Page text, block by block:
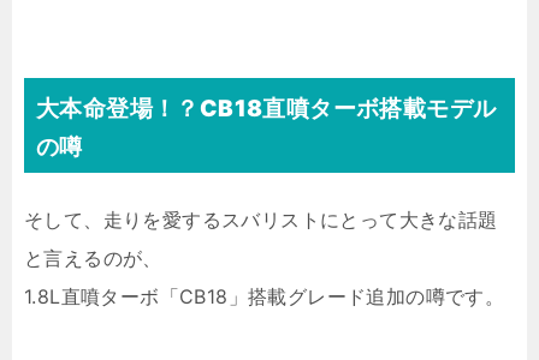
大本命登場！？CB18直噴ターボ搭載モデル
の噂
そして、走りを愛するスバリストにとって大きな話題
と言えるのが、
1.8L直噴ターボ「CB18」搭載グレード追加の噂です。